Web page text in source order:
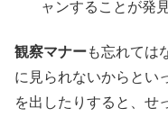
ャンすることが発
観察マナーも忘れては
に見られないからとい
を出したりすると、せ